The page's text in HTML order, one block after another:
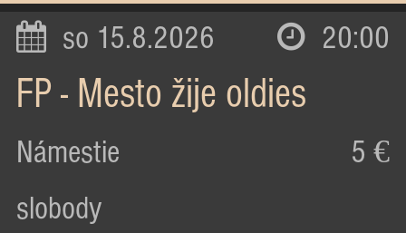
so 15.8.2026 20:00
FP - Mesto žije oldies
Námestie
slobody
5 €